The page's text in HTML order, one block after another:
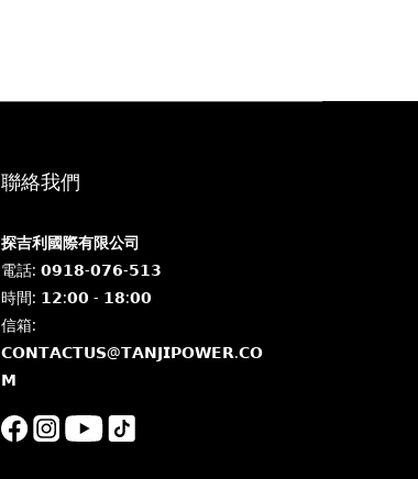
聯絡我們
探吉利國際有限公司
電話: 𝟬𝟵𝟭𝟴-𝟬𝟳𝟲-𝟱𝟭𝟯
時間: 𝟭𝟮:𝟬𝟬 - 𝟭𝟴:𝟬𝟬
信箱:
𝗖𝗢𝗡𝗧𝗔𝗖𝗧𝗨𝗦@𝗧𝗔𝗡𝗝𝗜𝗣𝗢𝗪𝗘𝗥.𝗖𝗢
𝗠